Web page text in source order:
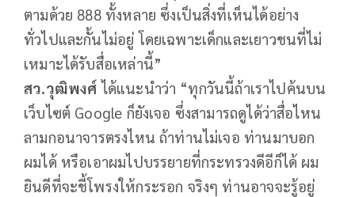
ตามด้วย 888 ทั้งหลาย ซึ่งเป็นสิ่งที่เห็นได้อย่าง
ทั่วไปและกั้นไม่อยู่ โดยเฉพาะเด็กและเยาวชนที่ไม่
เหมาะได้รับสื่อเหล่านี้”
สว.วุฒิพงศ์ ได้แนะนำว่า “ทุกวันนี้ถ้าเราไปค้นบน
เว็บไซต์ Google ก็ยังเจอ ซึ่งสามารถดูได้ว่าสื่อไหน
ลามกอนาจารตรงไหน ถ้าท่านไม่เจอ ท่านมาบอก
ผมได้ หรือเอาผมไปบรรยายที่กระทรวงดีอีก็ได้ ผม
ยินดีที่จะชี้โพรงให้กระรอก จริงๆ ท่านอาจจะรู้อยู่